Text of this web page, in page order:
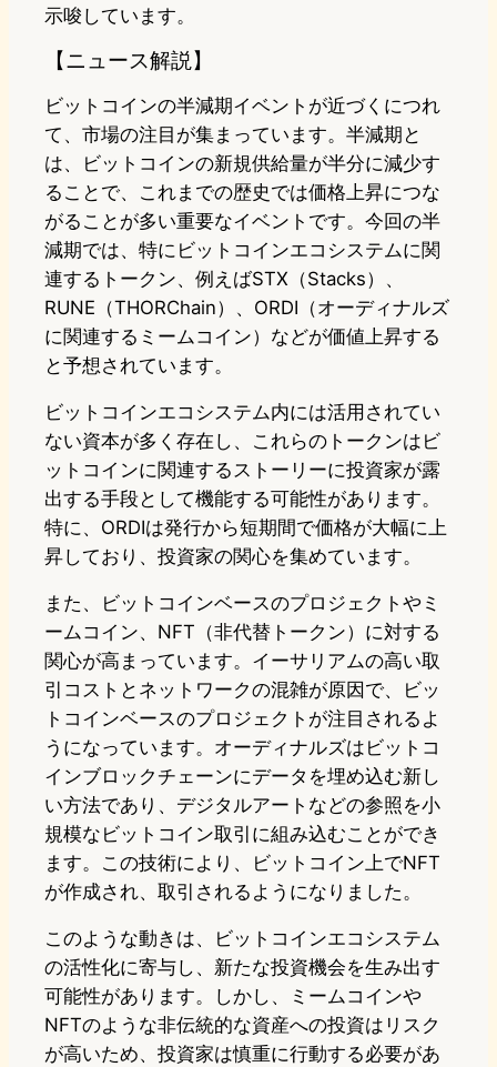
示唆しています。
【ニュース解説】
ビットコインの半減期イベントが近づくにつれ
て、市場の注目が集まっています。半減期と
は、ビットコインの新規供給量が半分に減少す
ることで、これまでの歴史では価格上昇につな
がることが多い重要なイベントです。今回の半
減期では、特にビットコインエコシステムに関
連するトークン、例えばSTX（Stacks）、
RUNE（THORChain）、ORDI（オーディナルズ
に関連するミームコイン）などが価値上昇する
と予想されています。
ビットコインエコシステム内には活用されてい
ない資本が多く存在し、これらのトークンはビ
ットコインに関連するストーリーに投資家が露
出する手段として機能する可能性があります。
特に、ORDIは発行から短期間で価格が大幅に上
昇しており、投資家の関心を集めています。
また、ビットコインベースのプロジェクトやミ
ームコイン、NFT（非代替トークン）に対する
関心が高まっています。イーサリアムの高い取
引コストとネットワークの混雑が原因で、ビッ
トコインベースのプロジェクトが注目されるよ
うになっています。オーディナルズはビットコ
インブロックチェーンにデータを埋め込む新し
い方法であり、デジタルアートなどの参照を小
規模なビットコイン取引に組み込むことができ
ます。この技術により、ビットコイン上でNFT
が作成され、取引されるようになりました。
このような動きは、ビットコインエコシステム
の活性化に寄与し、新たな投資機会を生み出す
可能性があります。しかし、ミームコインや
NFTのような非伝統的な資産への投資はリスク
が高いため、投資家は慎重に行動する必要があ